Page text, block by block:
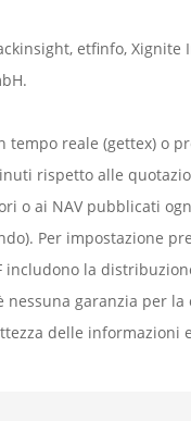
, etfinfo, Xignite
tempo reale (gettex) o
rispetto alle
o ai NAV pubblicati
Per impostazione
includono la
nessuna garanzia per la
delle informazioni